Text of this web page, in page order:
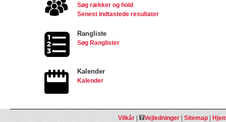
Søg rækker og hold
Senest indtastede resultater
Rangliste
Søg Ranglister
Kalender
Kalender
Vilkår| Vejledninger| Sitemap|